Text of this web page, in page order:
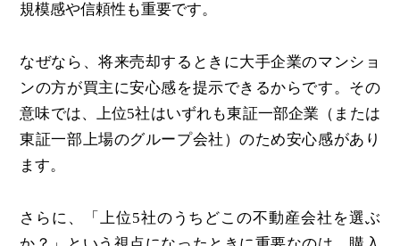
規模感や信頼性も重要です。
なぜなら、将来売却するときに大手企業のマンショ
ンの方が買主に安心感を提示できるからです。その
意味では、上位5社はいずれも東証一部企業（または
東証一部上場のグループ会社）のため安心感があり
ます。
さらに、「上位5社のうちどこの不動産会社を選ぶ